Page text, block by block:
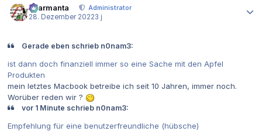
charmanta
Administrator
28. Dezember 20223 j
Gerade eben schrieb n0nam3:
ist dann doch finanziell immer so eine Sache mit den Apfel
Produkten
mein letztes Macbook betreibe ich seit 10 Jahren, immer noch.
Worüber reden wir ?
vor 1 Minute schrieb n0nam3:
Empfehlung für eine benutzerfreundliche (hübsche)